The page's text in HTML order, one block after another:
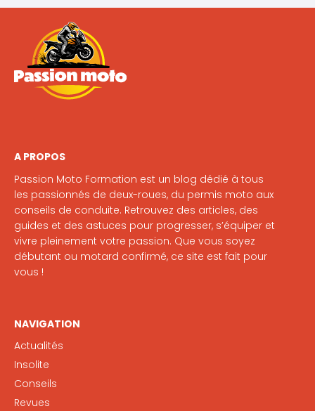
A PROPOS
Passion Moto Formation est un blog dédié à tous
les passionnés de deux-roues, du permis moto aux
conseils de conduite. Retrouvez des articles, des
guides et des astuces pour progresser, s’équiper et
vivre pleinement votre passion. Que vous soyez
débutant ou motard confirmé, ce site est fait pour
vous !
NAVIGATION
Actualités
Insolite
Conseils
Revues